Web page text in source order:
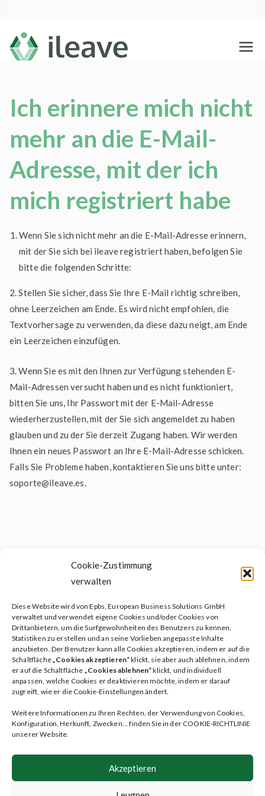
Cookie-Zustimmung
verwalten
Diese Website wird von Epbs, European Business Solutions GmbH
verwaltet und verwendet eigene Cookies und/oder Cookies von
Drittanbietern, um die Surfgewohnheiten des Benutzers zu kennen,
Statistiken zu erstellen und an seine Vorlieben angepasste Inhalte
anzubieten. Der Benutzer kann alle Cookies akzeptieren, indem er auf die
Schaltfläche„Cookies akzeptieren“klickt, sie aber auch ablehnen, indem
er auf die Schaltfläche „Cookies ablehnen“klickt, und individuell
anpassen, welche Cookies er deaktivieren möchte, indem er darauf
zugreift, wie er die Cookie-Einstellungen ändert.
Weitere Informationen zu Ihren Rechten, der Verwendung von Cookies,
Konfiguration, Herkunft, Zwecken... finden Sie in der COOKIE-RICHTLINIE
unserer Website.
Akzeptieren
springen
Ich erinnere mich nicht
mehr an die E-Mail-
Adresse, mit der ich
mich registriert habe
Wenn Sie sich nicht mehr an die E-Mail-Adresse erinnern,
mit der Sie sich bei ileave registriert haben, befolgen Sie
bitte die folgenden Schritte:
2. Stellen Sie sicher, dass Sie Ihre E-Mail richtig schreiben,
ohne Leerzeichen am Ende. Es wird nicht empfohlen, die
Textvorhersage zu verwenden, da diese dazu neigt, am Ende
ein Leerzeichen einzufügen.
3. Wenn Sie es mit den Ihnen zur Verfügung stehenden E-
Mail-Adressen versucht haben und es nicht funktioniert,
bitten Sie uns, Ihr Passwort mit der E-Mail-Adresse
wiederherzustellen, mit der Sie sich angemeldet zu haben
glauben und zu der Sie derzeit Zugang haben. Wir werden
Ihnen ein neues Passwort an Ihre E-Mail-Adresse schicken.
Falls Sie Probleme haben, kontaktieren Sie uns bitte unter:
soporte@ileave.es.
Soziales testament
Patientenverfügung
ileave Dienste
Plan
Faqs
Benutzerbereich